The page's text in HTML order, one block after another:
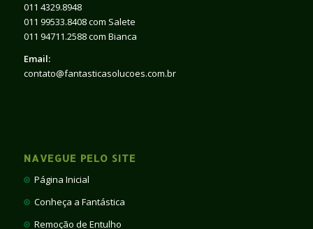
011 4329.8948
011 99533.8408 com Salete
011 94711.2588 com Bianca
Email:
contato@fantasticasolucoes.com.br
NAVEGUE PELO SITE
Página Inicial
Conheça a Fantástica
Remoção de Entulho